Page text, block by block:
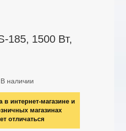
185, 1500 Вт,
В наличии
в интернет-магазине и
магазинах
отличаться